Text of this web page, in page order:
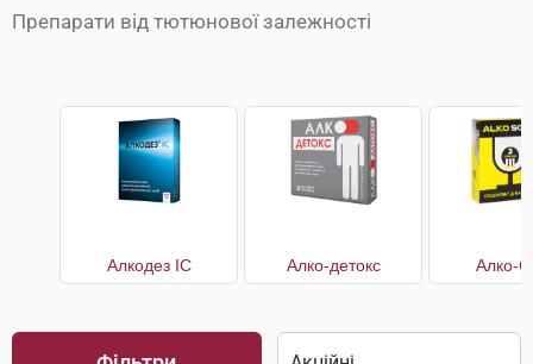
Препарати від тютюнової залежності
Алкодез IC Алко-детокс Алко-